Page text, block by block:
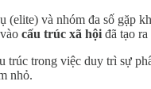
(elite) và nhóm đa số gặp
cấu trúc xã hội đã tạo ra
trúc trong việc duy trì sự
nhỏ.